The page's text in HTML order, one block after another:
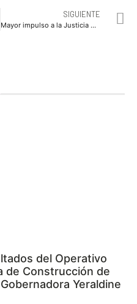
SIGUIENTE
Mayor impulso a la Justicia Agraria por parte del Senador Mario Zamora
del Operativo
de Construcción de
Yeraldine